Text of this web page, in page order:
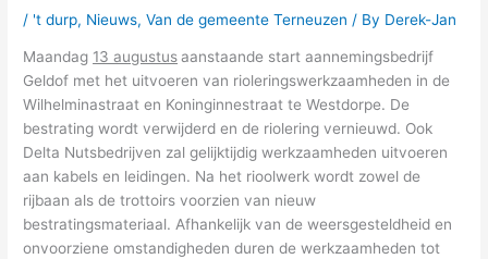
/ 't durp, Nieuws,Van de gemeente Terneuzen / By Derek-Jan
Maandag 13 augustusaanstaande start aannemingsbedrijf
Geldof met het uitvoeren van rioleringswerkzaamheden in de
Wilhelminastraat en Koninginnestraat te Westdorpe. De
bestrating wordt verwijderd en de riolering vernieuwd. Ook
Delta Nutsbedrijven zal gelijktijdig werkzaamheden uitvoeren
aan kabels en leidingen. Na het rioolwerk wordt zowel de
rijbaan als de trottoirs voorzien van nieuw
bestratingsmateriaal. Afhankelijk van de weersgesteldheid en
onvoorziene omstandigheden duren de werkzaamheden tot